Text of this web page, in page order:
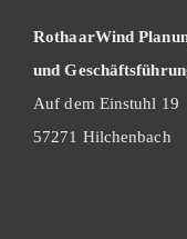
RothaarWind
und
Auf dem Einstuhl 19
57271 Hilchenbach